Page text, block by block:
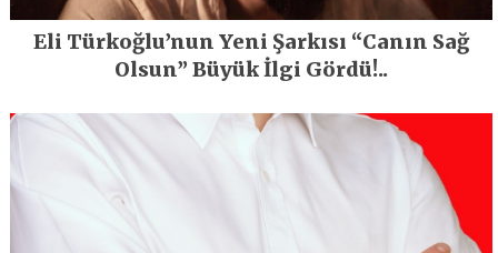
Eli Türkoğlu’nun Yeni Şarkısı “Canın Sağ
Olsun” Büyük İlgi Gördü!..